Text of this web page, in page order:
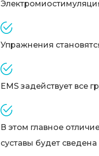
Упражнения
EMS задействует все
В этом главное
суставы будет